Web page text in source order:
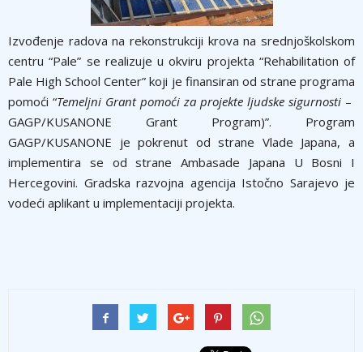
Izvođenje radova na rekonstrukciji krova na srednjoškolskom
centru “Pale” se realizuje u okviru projekta “Rehabilitation of
Pale High School Center” koji je finansiran od strane programa
pomoći “Temeljni Grant pomoći za projekte ljudske sigurnosti –
GAGP/KUSANONE Grant Program)”. Program
GAGP/KUSANONE je pokrenut od strane Vlade Japana, a
implementira se od strane Ambasade Japana U Bosni I
Hercegovini. Gradska razvojna agencija Istočno Sarajevo je
vodeći aplikant u implementaciji projekta.